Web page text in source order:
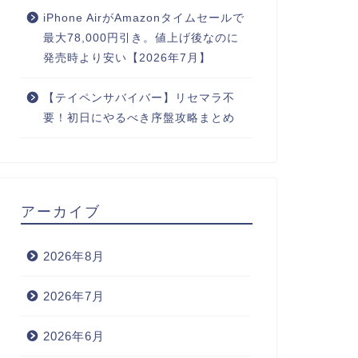
iPhone AirがAmazonタイムセールで
最大78,000円引き。値上げ後なのに
発売時より安い【2026年7月】
【テイペンサバイバー】リセマラ不
要！初日にやるべき序盤攻略まとめ
アーカイブ
2026年8月
2026年7月
2026年6月